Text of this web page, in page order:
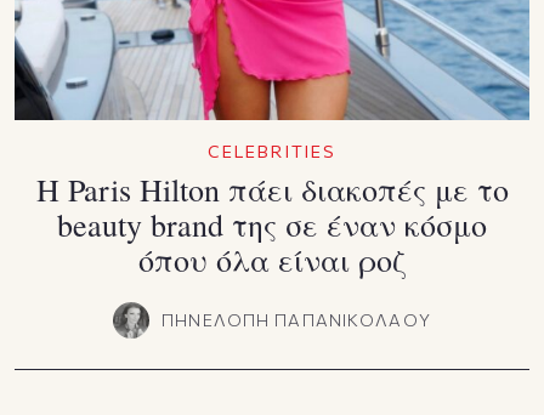
CELEBRITIES
Η Paris Hilton πάει διακοπές με το
beauty brand της σε έναν κόσμο
όπου όλα είναι ροζ
ΠΗΝΕΛΟΠΗ ΠΑΠΑΝΙΚΟΛΑΟΥ